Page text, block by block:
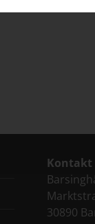
Kontakt
30890